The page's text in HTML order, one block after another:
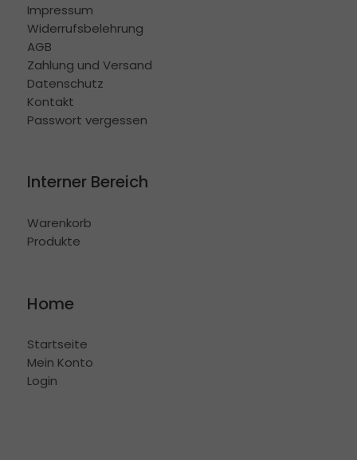
Impressum
Widerrufsbelehrung
AGB
Zahlung und Versand
Datenschutz
Kontakt
Passwort vergessen
Interner Bereich
Warenkorb
Produkte
Home
Startseite
Mein Konto
Login